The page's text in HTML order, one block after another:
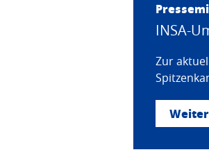
INSA-
Zur